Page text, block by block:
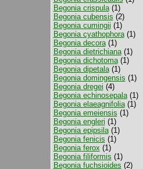
Begonia crispula(1)
Begonia cubensis (2)
Begonia cumingii (1)
Begonia cyathophora(1)
Begonia decora(1)
Begonia dietrichiana(1)
Begonia dichotoma(1)
Begonia dipetala(1)
Begonia domingensis (1)
Begonia dregei (4)
Begonia echinosepala(1)
Begonia elaeagnifolia(1)
Begonia emeiensis (1)
Begonia engleri (1)
Begonia epipsila(1)
Begonia fenicis (1)
Begonia ferox (1)
Begonia filiformis (1)
Begonia fuchsioides (2)